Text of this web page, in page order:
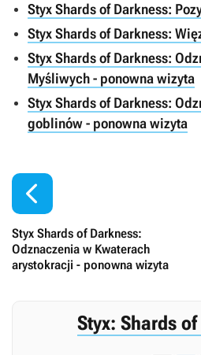
Styx Shards of Darkness:
Styx Shards of Darkness:
Styx Shards of Darkness:
Myśliwych - ponowna wizyta
Styx Shards of Darkness:
goblinów - ponowna wizyta

Styx Shards of Darkness:
Odznaczenia w Kwaterach
arystokracji - ponowna wizyta
Styx: Shards